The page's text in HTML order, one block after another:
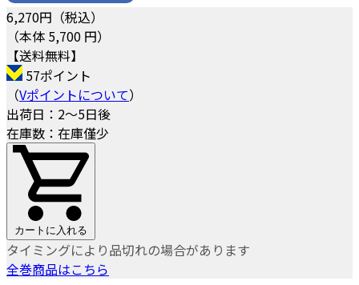
6,270円（税込）
（本体 5,700 円）
【送料無料】
57ポイント
（Vポイントについて）
出荷日：2～5日後
在庫数：在庫僅少
カートに入れる
タイミングにより品切れの場合があります
全巻商品はこちら